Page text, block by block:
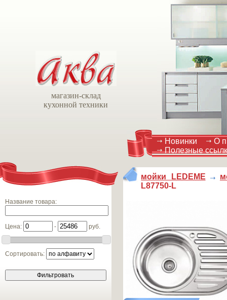
магазин-склад
кухонной техники
Новинки
О
Полезные
Название товара:
Цена: - руб.
Сортировать:
мойки LEDEME
L87750-L